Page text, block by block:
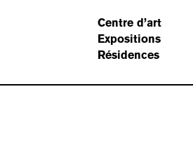
Centre d’art
Expositions
Résidences